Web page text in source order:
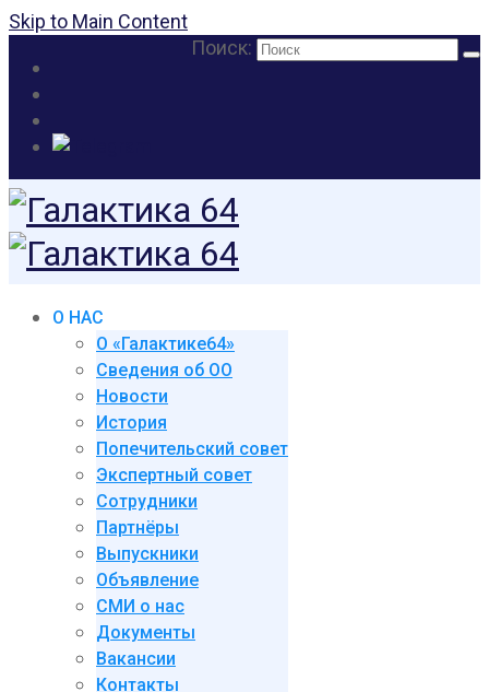
Skip to Main Content
Поиск:
О НАС
О «Галактике64»
Сведения об ОО
Новости
История
Попечительский совет
Экспертный совет
Сотрудники
Партнёры
Выпускники
Объявление
СМИ о нас
Документы
Вакансии
Контакты